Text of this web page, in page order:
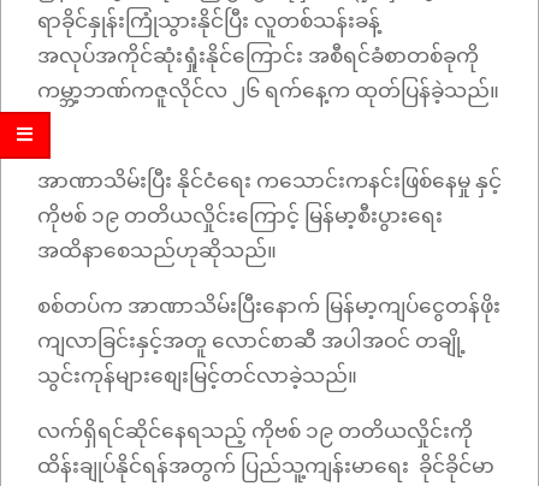
ရာခိုင်နှုန်းကြုံသွားနိုင်ပြီး လူတစ်သန်းခန့်
အလုပ်အကိုင်ဆုံးရှုံးနိုင်ကြောင်း အစီရင်ခံစာတစ်ခုကို
ကမ္ဘာ့ဘဏ်ကဇူလိုင်လ ၂၆ ရက်နေ့က ထုတ်ပြန်ခဲ့သည်။
အာဏာသိမ်းပြီး နိုင်ငံရေး ကသောင်းကနင်းဖြစ်နေမှု နှင့်
ကိုဗစ် ၁၉ တတိယလှိုင်းကြောင့် မြန်မာ့စီးပွားရေး
အထိနာစေသည်ဟုဆိုသည်။
စစ်တပ်က အာဏာသိမ်းပြီးနောက် မြန်မာ့ကျပ်ငွေတန်ဖိုး
ကျလာခြင်းနှင့်အတူ လောင်စာဆီ အပါအဝင် တချို့
သွင်းကုန်များစျေးမြင့်တင်လာခဲ့သည်။
လက်ရှိရင်ဆိုင်နေရသည့် ကိုဗစ် ၁၉ တတိယလှိုင်းကို
ထိန်းချုပ်နိုင်ရန်အတွက် ပြည်သူ့ကျန်းမာရေး ခိုင်ခိုင်မာ